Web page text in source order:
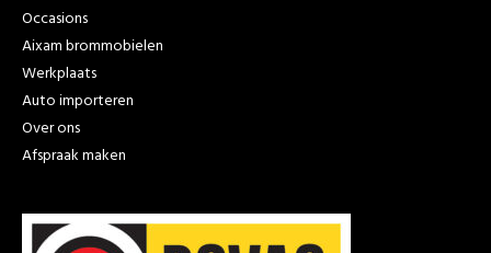
Occasions
Aixam brommobielen
Werkplaats
Auto importeren
Over ons
Afspraak maken